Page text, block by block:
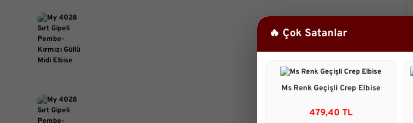
🔥 Çok Satanlar
Ms Renk Geçişli Crep Elbise
479,40 TL